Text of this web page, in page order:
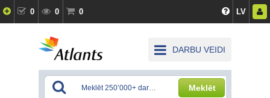
0 0 0 LV
DARBU VEIDI
Meklēt